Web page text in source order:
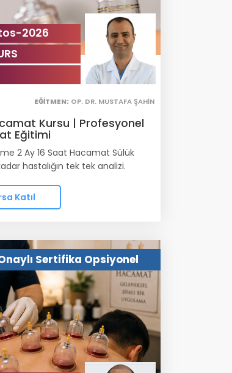
2026
EĞITMEN: OP. DR. MUSTAFA ŞAHIN
Kursu | Profesyonel
Eğitimi
2 Ay 16 Saat Hacamat Sülük
hastalığın tek tek analizi.
Katıl
Sertifika Opsiyonel